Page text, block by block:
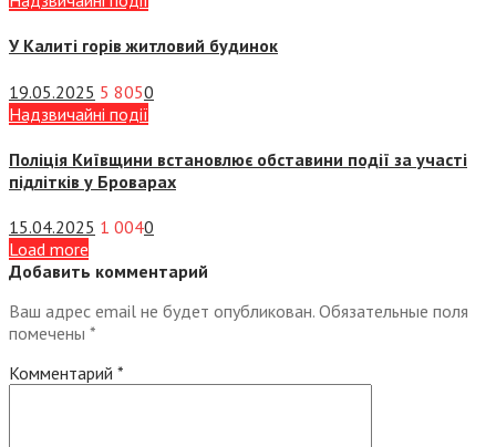
У Калиті горів житловий будинок
19.05.2025 5 8050
Надзвичайні події
Поліція Київщини встановлює обставини події за участі
підлітків у Броварах
15.04.2025 1 0040
Load more
Добавить комментарий
Ваш адрес email не будет опубликован. Обязательные поля
помечены *
Комментарий *